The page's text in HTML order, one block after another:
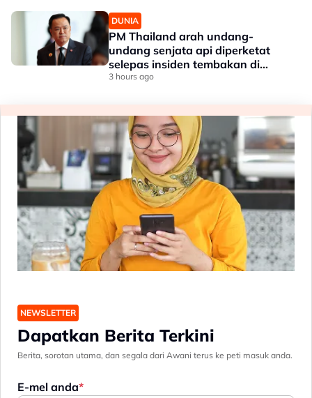
DUNIA
PM Thailand arah undang-
undang senjata api diperketat
selepas insiden tembakan di
sekolah
3 hours ago
NEWSLETTER
Dapatkan Berita Terkini
Berita, sorotan utama, dan segala dari Awani terus ke peti masuk anda.
E-mel anda